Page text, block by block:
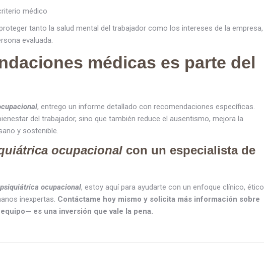
médico
tanto la salud mental del trabajador como los intereses de la empresa,
evaluada.
médicas es parte del
, entrego un informe detallado con recomendaciones específicas.
del trabajador, sino que también reduce el ausentismo, mejora la
y sostenible.
ocupacional con un especialista de
ocupacional, estoy aquí para ayudarte con un enfoque clínico, ético
inexpertas. Contáctame hoy mismo y solicita más información sobre
es una inversión que vale la pena.